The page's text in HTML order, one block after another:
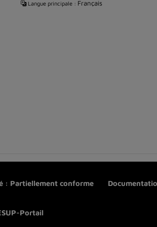
Langue principale : Français
: Partiellement conforme
Portail